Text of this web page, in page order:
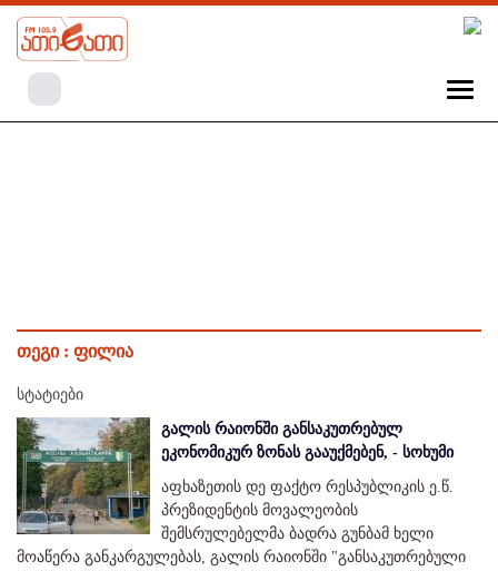
თეგი : ფილია
სტატიები
გალის რაიონში განსაკუთრებულ
ეკონომიკურ ზონას გააუქმებენ, - სოხუმი
აფხაზეთის დე ფაქტო რესპუბლიკის ე.წ.
პრეზიდენტის მოვალეობის
შემსრულებელმა ბადრა გუნბამ ხელი
მოაწერა განკარგულებას, გალის რაიონში "განსაკუთრებული